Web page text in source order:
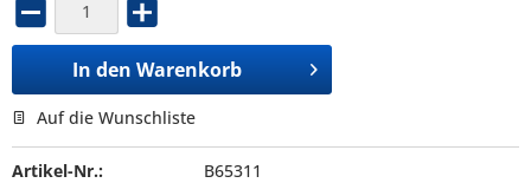
In den Warenkorb
Auf die Wunschliste
Artikel-Nr.:
B65311